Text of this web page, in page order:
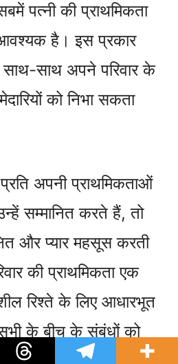
पत्नी की प्राथमिकता
है। इस प्रकार
साथ अपने परिवार के
को निभा सकता
अपनी प्राथमिकताओं
सम्मानित करते हैं, तो
और प्यार महसूस करती
की प्राथमिकता एक
रिश्ते के लिए आधारभूत
के बीच के संबंधों को